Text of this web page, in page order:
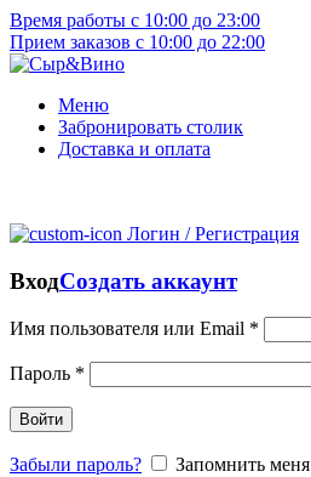
Время работы с 10:00 до 23:00
Прием заказов с 10:00 до 22:00
Меню
Забронировать столик
Доставка и оплата
Логин / Регистрация
ВходСоздать аккаунт
Имя пользователя или Email *
Пароль *
Войти
Забыли пароль?
Запомнить меня